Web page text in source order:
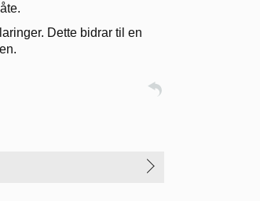
Dette bidrar til en